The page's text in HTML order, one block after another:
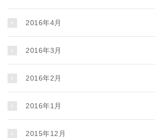
2016年4月
2016年3月
2016年2月
2016年1月
2015年12月